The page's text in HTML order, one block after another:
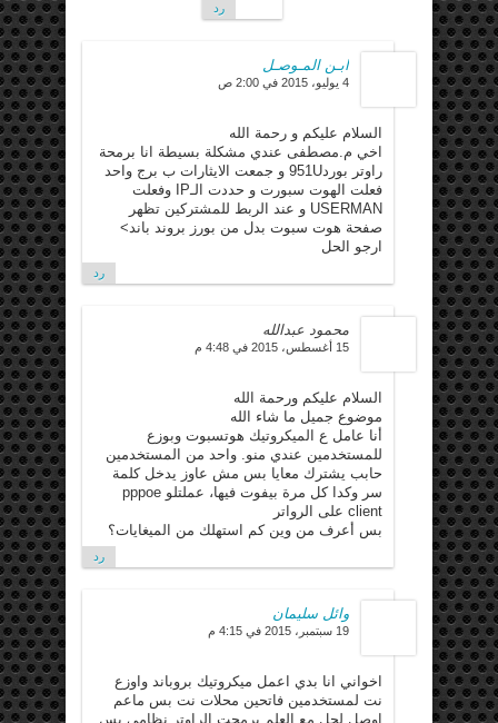
رد
ابـن المـوصـل
4 يوليو، 2015 في 2:00 ص
السلام عليكم و رحمة الله
اخي م.مصطفى عندي مشكلة بسيطة انا برمحة
راوتر بورد951U و جمعت الايثارات ب برج واحد
فعلت الهوت سبورت و حددت الـIP وفعلت
USERMAN و عند الربط للمشتركين تظهر
صفحة هوت سبوت بدل من بورز بروند باند>
ارجو الحل
رد
محمود عبدالله
15 أغسطس، 2015 في 4:48 م
السلام عليكم ورحمة الله
موضوع جميل ما شاء الله
أنا عامل ع الميكروتيك هوتسبوت وبوزع
للمستخدمين عندي منو. واحد من المستخدمين
حابب يشترك معايا بس مش عاوز يدخل كلمة
سر وكدا كل مرة بيفوت فيها، عملتلو pppoe
client على الرواتر
بس أعرف من وين كم استهلك من الميغايات؟
رد
وائل سليمان
19 سبتمبر، 2015 في 4:15 م
اخواني انا بدي اعمل ميكروتيك بروباند واوزع
نت لمستخدمين فاتحين محلات نت بس ماعم
اوصل لحل مع العلم برمجت الراوتر نظامي بس